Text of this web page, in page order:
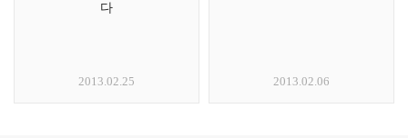
다
2013.02.25 2013.02.06